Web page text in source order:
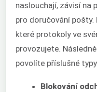
naslouchají, závisí na
pro doručování
které protokoly ve
provozujete.
povolíte příslušné
Blokování